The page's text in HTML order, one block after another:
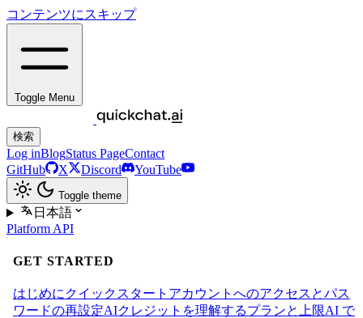
コンテンツにスキップ
Toggle Menu
検索
Log inBlogStatus PageContact
GitHub
X Discord YouTube
Toggle theme
日本語
Platform API
GET STARTED
はじめに クイックスタート アカウントへのアクセスとパス
ワードの再設定AIクレジットを理解するプランと上限AI で